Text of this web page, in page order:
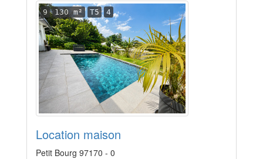
9 130 m² T5 4
Location maison
Petit Bourg 97170 - 0